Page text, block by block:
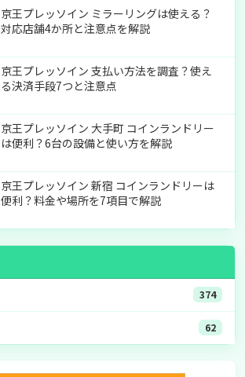
京王プレッソイン ミラーリングは使える？
対応店舗4か所と注意点を解説
京王プレッソイン 支払い方法を調査？使え
る決済手段7つと注意点
京王プレッソイン 大手町 コインランドリー
は便利？6台の設備と使い方を解説
京王プレッソイン 新宿 コインランドリーは
便利？料金や場所を7項目で解説
374
62